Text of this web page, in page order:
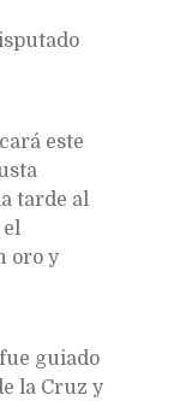
este
tarde al
el
oro y
guiado
la Cruz y